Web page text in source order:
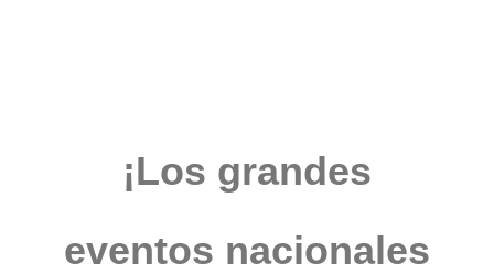
¡Los grandes
eventos nacionales